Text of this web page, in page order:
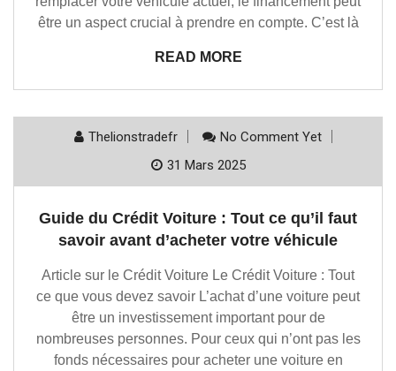
être un aspect crucial à prendre en compte. C’est là
READ MORE
Thelionstradefr
No Comment Yet
31 Mars 2025
Guide du Crédit Voiture : Tout ce qu’il faut
savoir avant d’acheter votre véhicule
Article sur le Crédit Voiture Le Crédit Voiture : Tout
ce que vous devez savoir L’achat d’une voiture peut
être un investissement important pour de
nombreuses personnes. Pour ceux qui n’ont pas les
fonds nécessaires pour acheter une voiture en